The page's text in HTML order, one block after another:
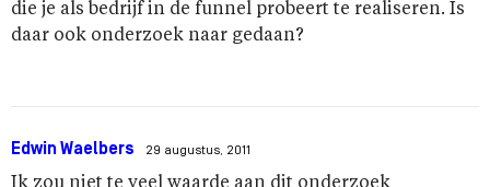
die je als bedrijf in de funnel probeert te realiseren. Is
daar ook onderzoek naar gedaan?
Edwin Waelbers 29 augustus, 2011